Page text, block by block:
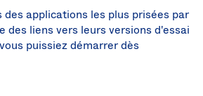
des applications les plus prisées par
des liens vers leurs versions d'essai
puissiez démarrer dès